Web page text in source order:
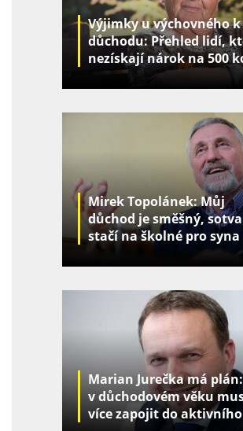
Výjimky u výchovného k
důchodu: Přehled lidí,
nezískají nárok na 500
za děti
Mirek Topolánek: Můj
důchod je směšný, sotva
stačí na školné pro syna
Marian Jurečka má
v důchodovém věku
více zapojit do aktivního